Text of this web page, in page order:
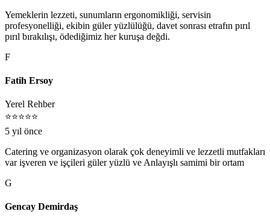
Yemeklerin lezzeti, sunumların ergonomikliği, servisin
profesyonelliği, ekibin güler yüzlülüğü, davet sonrası etrafın pırıl
pırıl bırakılışı, ödediğimiz her kuruşa değdi.
F
Fatih Ersoy
Yerel Rehber
⭐⭐⭐⭐⭐
5 yıl önce
Catering ve organizasyon olarak çok deneyimli ve lezzetli mutfakları
var işveren ve işçileri güler yüzlü ve Anlayışlı samimi bir ortam
G
Gencay Demirdaş